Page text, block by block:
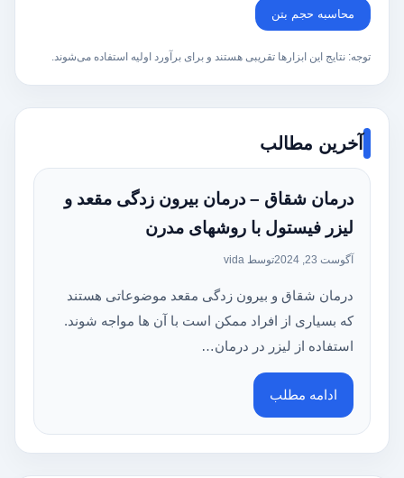
محاسبه حجم بتن
توجه: نتایج این ابزارها تقریبی هستند و برای برآورد اولیه استفاده می‌شوند.
آخرین مطالب
درمان شقاق – درمان بیرون زدگی مقعد و
لیزر فیستول با روشهای مدرن
آگوست 23, 2024 توسط vida
درمان شقاق و بیرون زدگی مقعد موضوعاتی هستند
که بسیاری از افراد ممکن است با آن ها مواجه شوند.
استفاده از لیزر در درمان…
ادامه مطلب